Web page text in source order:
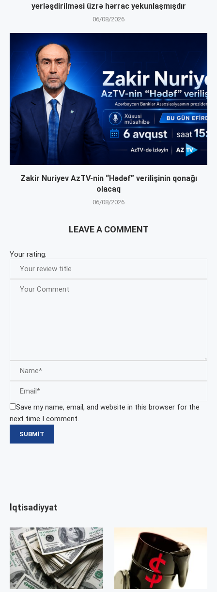
yerləşdirilməsi üzrə hərrac yekunlaşmışdır
06/08/2026
Zakir Nuriyev AzTV-nin “Hədəf” verilişinin qonağı
olacaq
06/08/2026
LEAVE A COMMENT
Your rating:
Save my name, email, and website in this browser for the
next time I comment.
İqtisadiyyat